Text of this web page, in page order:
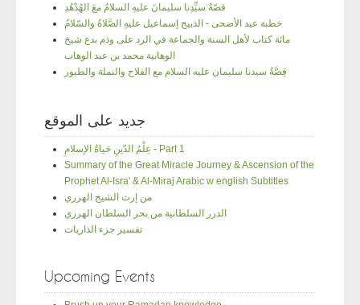
قصّةُ سيِّدِنا سليمانَ عليهِ السلامُ معَ الهُدْهُدِ
خطبة عيد الأضحى - الذبيح إسماعيل عليهِ الصَّلاةُ والسّلامُ
مائة كتاب لأهل السنة والجماعة في الرد على وذم بدع شيخ
الوهابية محمد بن عبد الوهاب
قِصَّةُ سيدنا سليمان عليه السلام مع الفلاح والنملة والطيور
جديد على الموقع
عِلْمُ الدّينِ حَياةُ الإسلامِ - Part 1
Summary of the Great Miracle Journey & Ascension of the
Prophet Al-Isra' & Al-Miraj Arabic w english Subtitles
من إرث الشيخ الهرري
الدرر السلطانية من بحر السلطان الهرري
تفسير جزء الذاريات
Upcoming Events